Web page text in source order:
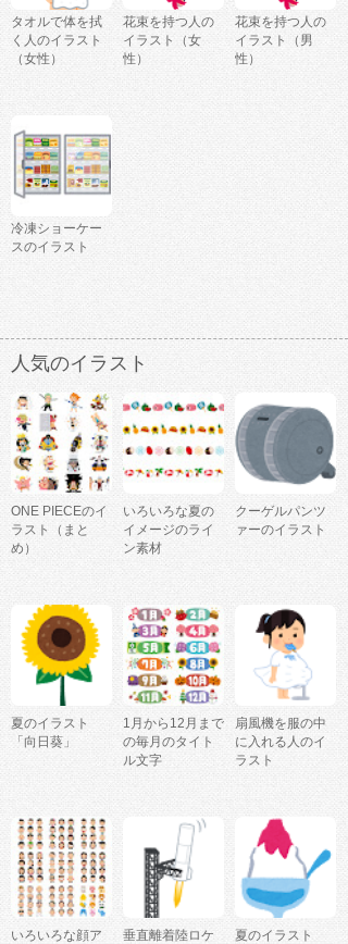
タオルで体を拭
く人のイラスト
（女性）
花束を持つ人の
イラスト（女
性）
花束を持つ人の
イラスト（男
性）
冷凍ショーケー
スのイラスト
人気のイラスト
ONE PIECEのイ
ラスト（まと
め）
いろいろな夏の
イメージのライ
ン素材
クーゲルパンツ
ァーのイラスト
夏のイラスト
「向日葵」
1月から12月まで
の毎月のタイト
ル文字
扇風機を服の中
に入れる人のイ
ラスト
いろいろな顔ア
垂直離着陸ロケ
夏のイラスト